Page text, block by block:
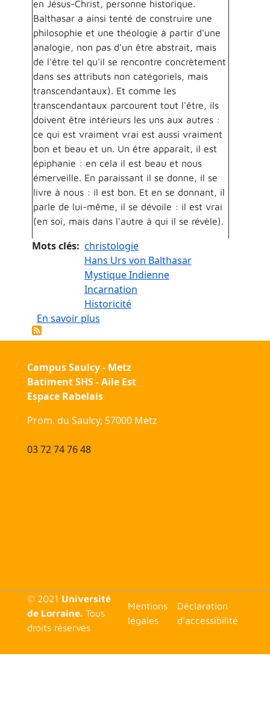
en Jésus-Christ, personne historique.
Balthasar a ainsi tenté de construire une
philosophie et une théologie à partir d'une
analogie, non pas d'un être abstrait, mais
de l'être tel qu'il se rencontre concrètement
dans ses attributs non catégoriels, mais
transcendantaux). Et comme les
transcendantaux parcourent tout l'être, ils
doivent être intérieurs les uns aux autres :
ce qui est vraiment vrai est aussi vraiment
bon et beau et un. Un être apparaît, il est
épiphanie : en cela il est beau et nous
émerveille. En paraissant il se donne, il se
livre à nous : il est bon. Et en se donnant, il
parle de lui-même, il se dévoile : il est vrai
(en soi, mais dans l'autre à qui il se révèle).
Mots clés
christologie
Hans Urs von Balthasar
Mystique Indienne
Incarnation
Historicité
En savoir plussur La christologie de la Figure face
Campus Saulcy - Metz
Batiment SHS - Aile Est
Espace Rabelais
Prom. du Saulcy, 57000 Metz
03 72 74 76 48
© 2021 Université
de Lorraine.Tous
droits réservés
<none>
Mentions
légales
Déclaration
d'accessibilité